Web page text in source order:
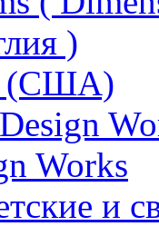
)
(США)
Works
и